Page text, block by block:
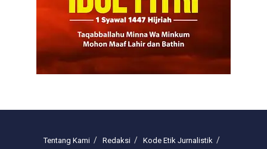
Tentang Kami Redaksi Kode Etik Jurnalistik